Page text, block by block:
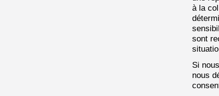
à la
sont
Si
nous